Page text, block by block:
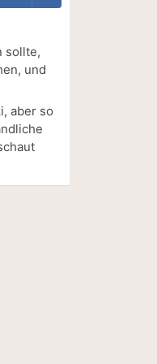
sollte,
und
aber so